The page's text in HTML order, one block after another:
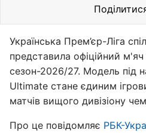
Українська Прем’єр-Ліга
представила офіційний
сезон-2026/27. Модель під
Ultimate стане єдиним
матчів вищого дивізіону
Про це повідомляє РБК-